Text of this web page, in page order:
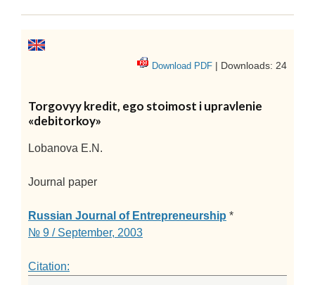
Download PDF | Downloads: 24
Torgovyy kredit, ego stoimost i upravlenie
«debitorkoy»
Lobanova E.N.
Journal paper
Russian Journal of Entrepreneurship *
№ 9 / September, 2003
Citation: